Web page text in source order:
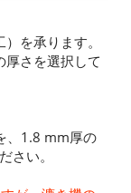
を承ります。
さを選択して
、1.8 mm厚の
さい。